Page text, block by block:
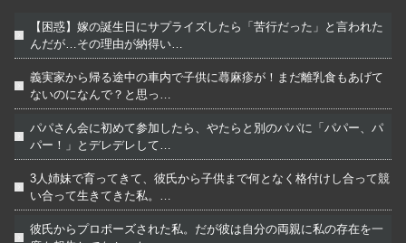
【困惑】嫁の誕生日にサプライズしたら「苦行だった」と言われた
んだが…その理由が納得い…
義実家から帰る途中の車内で子供に蕁麻疹が！まだ離乳食もあげて
ないのになんで？と思っ…
パパさん会に初めて参加したら、やたらと別のパパに「パパー、パ
パー！」とデレデレして…
3人姉妹で育ってきて、彼氏から子供まで何となく格付けし合って競
い合って生きてきた私。…
彼氏からプロポーズされた私。だが彼は自分の両親に私の存在を一